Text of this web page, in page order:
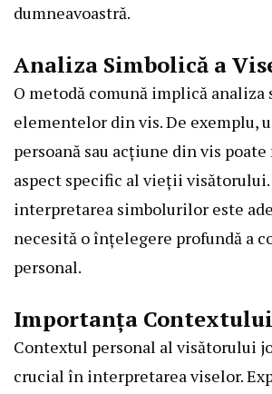
dumneavoastră.
Analiza Simbolică a
O metodă comună implică analiza
elementelor din vis. De exemplu,
persoană sau acțiune din vis
aspect specific al vieții visătorului.
interpretarea simbolurilor este
necesită o înțelegere profundă a
personal.
Importanța
Contextul personal al visătorului
crucial în interpretarea viselor.